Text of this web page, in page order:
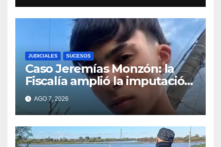
JUDICIALES SUCESOS
Caso Jeremías Monzón: la
Fiscalía amplió la imputación
contra la menor acusada del
crimen y la causa se
encamina al juicio por
jurados
AGO 7, 2026